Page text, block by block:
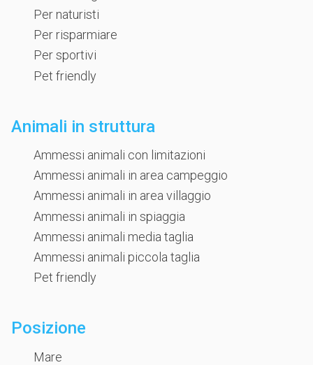
Per naturisti
Per risparmiare
Per sportivi
Pet friendly
Animali in struttura
Ammessi animali con limitazioni
Ammessi animali in area campeggio
Ammessi animali in area villaggio
Ammessi animali in spiaggia
Ammessi animali media taglia
Ammessi animali piccola taglia
Pet friendly
Posizione
Mare